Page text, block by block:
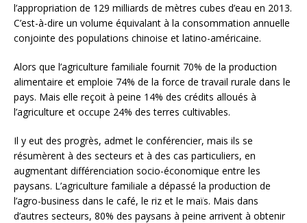
l’appropriation de 129 milliards de mètres cubes d’eau en 2013.
C’est-à-dire un volume équivalant à la consommation annuelle
conjointe des populations chinoise et latino-américaine.
Alors que l’agriculture familiale fournit 70% de la production
alimentaire et emploie 74% de la force de travail rurale dans le
pays. Mais elle reçoit à peine 14% des crédits alloués à
l’agriculture et occupe 24% des terres cultivables.
Il y eut des progrès, admet le conférencier, mais ils se
résumèrent à des secteurs et à des cas particuliers, en
augmentant différenciation socio-économique entre les
paysans. L’agriculture familiale a dépassé la production de
l’agro-business dans le café, le riz et le maïs. Mais dans
d’autres secteurs, 80% des paysans à peine arrivent à obtenir